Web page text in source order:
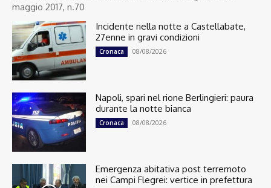
maggio 2017, n.70
Incidente nella notte a Castellabate,
27enne in gravi condizioni
Cronaca 08/08/2026
Napoli, spari nel rione Berlingieri: paura
durante la notte bianca
Cronaca 08/08/2026
Emergenza abitativa post terremoto
nei Campi Flegrei: vertice in prefettura